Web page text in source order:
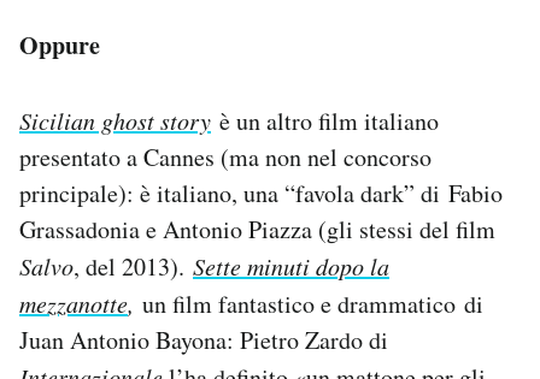
Oppure
Sicilian ghost story è un altro film italiano
presentato a Cannes (ma non nel concorso
principale): è italiano, una “favola dark” di Fabio
Grassadonia e Antonio Piazza (gli stessi del film
Salvo, del 2013). Sette minuti dopo la
mezzanotte, un film fantastico e drammatico di
Juan Antonio Bayona: Pietro Zardo di